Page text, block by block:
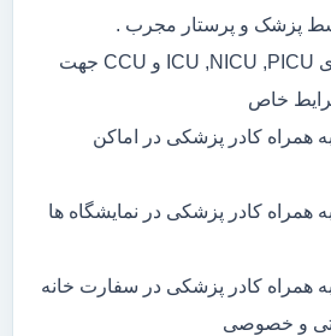
پزشک و پرستار مجرب .
اعزام آمبولانس های ICU ,NICU ,PICU و CCU جهت
شرایط خاص
همراه کادر پزشکی در اماکن
همراه کادر پزشکی در نمایشگاه ها
به همراه کادر پزشکی در سفارت خانه
و خصوصی